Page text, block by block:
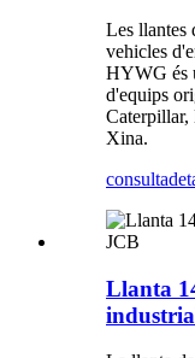
Les llantes
vehicles
HYWG és
d'equips
Caterpillar,
Xina.
consulta
Llanta